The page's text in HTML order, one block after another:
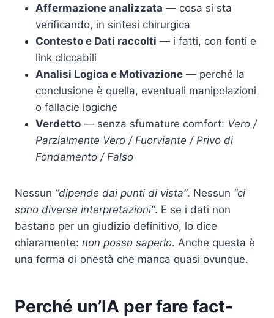
Affermazione analizzata — cosa si sta
verificando, in sintesi chirurgica
Contesto e Dati raccolti — i fatti, con fonti e
link cliccabili
Analisi Logica e Motivazione — perché la
conclusione è quella, eventuali manipolazioni
o fallacie logiche
Verdetto — senza sfumature comfort: Vero /
Parzialmente Vero / Fuorviante / Privo di
Fondamento / Falso
Nessun “dipende dai punti di vista”. Nessun “ci
sono diverse interpretazioni”. E se i dati non
bastano per un giudizio definitivo, lo dice
chiaramente: non posso saperlo. Anche questa è
una forma di onestà che manca quasi ovunque.
Perché un’IA per fare fact-